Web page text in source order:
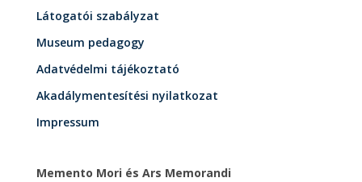
Látogatói szabályzat
Museum pedagogy
Adatvédelmi tájékoztató
Akadálymentesítési nyilatkozat
Impressum
Memento Mori és Ars Memorandi